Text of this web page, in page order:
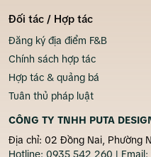
Đối tác / Hợp tác
Đăng ký địa điểm F&B
Chính sách hợp tác
Hợp tác & quảng bá
Tuân thủ pháp luật
CÔNG TY TNHH PUTA
Địa chỉ: 02 Đồng Nai, Phường
Hotline: 0935 542 260 | Email: